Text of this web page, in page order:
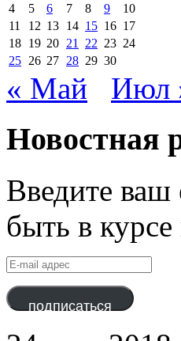
4
5 6 7 8 9
10
11
12 13 14 15 16 17
18 19 20 21 22 23 24
25 26 27 28 29 30
« Май Июл
Новостная
Введите ваш
быть в
E-
mail
адрес
подписаться